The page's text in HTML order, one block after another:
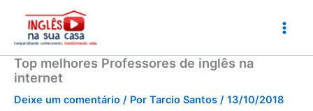
conteúdo
Top melhores Professores de inglês na
internet
Deixe um comentário / Por Tarcio Santos / 13/10/2018